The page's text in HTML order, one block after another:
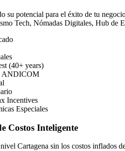
su potencial para el éxito de tu
Tech, Nómadas Digitales, Hub de
(40+ years)
ANDICOM
Incentives
Especiales
Costos Inteligente
Cartagena sin los costos inflados